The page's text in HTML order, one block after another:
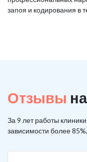
запоя и кодирования в
Отзывы
За 9 лет работы
зависимости более